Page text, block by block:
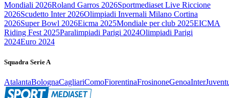
Mondiali 2026Roland Garros 2026Sportmediaset Live Riccione
2026Scudetto Inter 2026Olimpiadi Invernali Milano Cortina
2026Super Bowl 2026Eicma 2025Mondiale per club 2025EICMA
Riding Fest 2025Paralimpiadi Parigi 2024Olimpiadi Parigi
2024Euro 2024
Squadra Serie A
AtalantaBolognaCagliariComoFiorentinaFrosinoneGenoaInter